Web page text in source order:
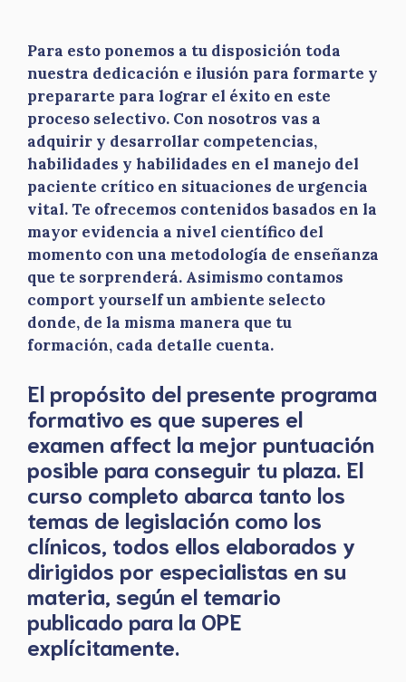
Para esto ponemos a tu disposición toda
nuestra dedicación e ilusión para formarte y
prepararte para lograr el éxito en este
proceso selectivo. Con nosotros vas a
adquirir y desarrollar competencias,
habilidades y habilidades en el manejo del
paciente crítico en situaciones de urgencia
vital. Te ofrecemos contenidos basados en la
mayor evidencia a nivel científico del
momento con una metodología de enseñanza
que te sorprenderá. Asimismo contamos
comport yourself un ambiente selecto
donde, de la misma manera que tu
formación, cada detalle cuenta.
El propósito del presente programa
formativo es que superes el
examen affect la mejor puntuación
posible para conseguir tu plaza. El
curso completo abarca tanto los
temas de legislación como los
clínicos, todos ellos elaborados y
dirigidos por especialistas en su
materia, según el temario
publicado para la OPE
explícitamente.